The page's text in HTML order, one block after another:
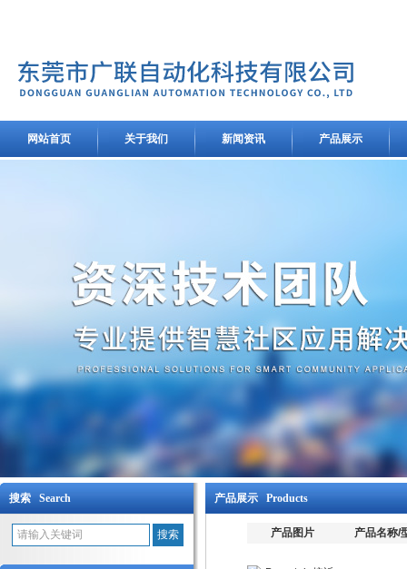
网站首页 关于我们 新闻资讯 产品展示
搜索 Search 产品展示 Products
产品图片 产品名称/